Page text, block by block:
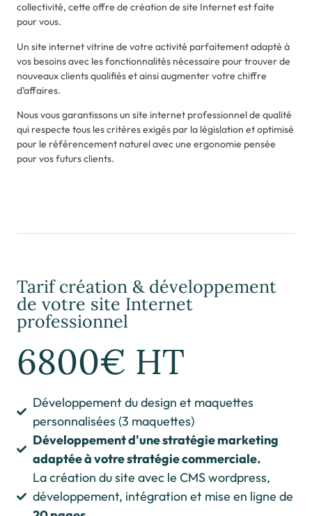
collectivité, cette offre de création de site Internet est faite
pour vous.
Un site internet vitrine de votre activité parfaitement adapté à
vos besoins avec les fonctionnalités nécessaire pour trouver de
nouveaux clients qualifiés et ainsi augmenter votre chiffre
d’affaires.
Nous vous garantissons un site internet professionnel de qualité
qui respecte tous les critères exigés par la législation et optimisé
pour le référencement naturel avec une ergonomie pensée
pour vos futurs clients.
Tarif création & développement
de votre site Internet
professionnel
6800€ HT
Développement du design et maquettes
personnalisées (3 maquettes)
Développement d'une stratégie marketing
adaptée à votre stratégie commerciale.
La création du site avec le CMS wordpress,
développement, intégration et mise en ligne de